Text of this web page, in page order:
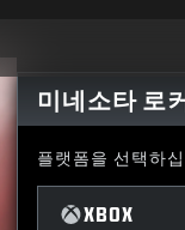
미네소타 로
플랫폼을 선택하
XBOX